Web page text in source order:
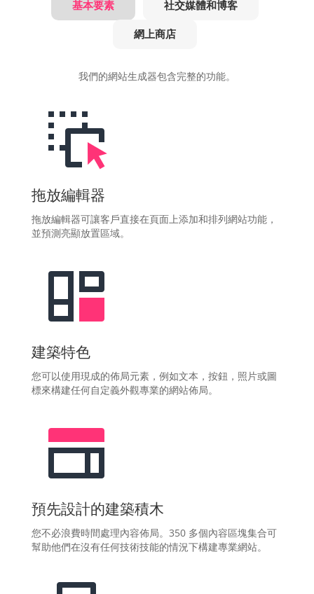
基本要素
社交媒體和博客
網上商店
我們的網站生成器包含完整的功能。
拖放編輯器
拖放編輯器可讓客戶直接在頁面上添加和排列網站功能，
並預測亮顯放置區域。
建築特色
您可以使用現成的佈局元素，例如文本，按鈕，照片或圖
標來構建任何自定義外觀專業的網站佈局。
預先設計的建築積木
您不必浪費時間處理內容佈局。350 多個內容區塊集合可
幫助他們在沒有任何技術技能的情況下構建專業網站。